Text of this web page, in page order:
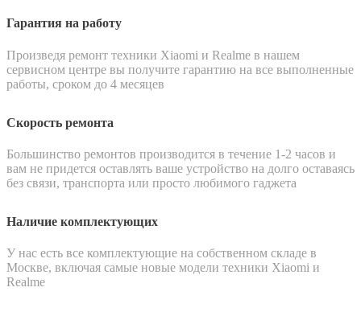
Гарантия на работу
Произведя ремонт техники Xiaomi и Realme в нашем
сервисном центре вы получите гарантию на все выполненные
работы, сроком до 4 месяцев
Скорость ремонта
Большинство ремонтов производится в течение 1-2 часов и
вам не придется оставлять ваше устройство на долго оставаясь
без связи, транспорта или просто любимого гаджета
Наличие комплектующих
У нас есть все комплектующие на собственном складе в
Москве, включая самые новые модели техники Xiaomi и
Realme